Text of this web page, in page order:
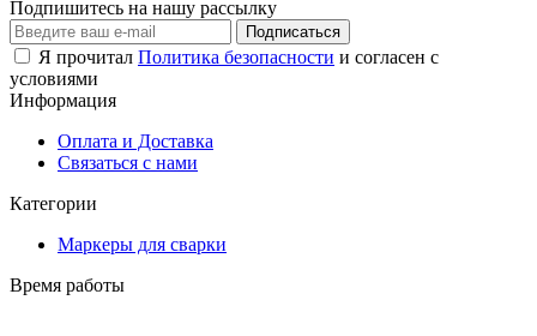
Подпишитесь на нашу рассылку
Подписаться
Я прочитал Политика безопасности и согласен с
условиями
Информация
Оплата и Доставка
Связаться с нами
Категории
Маркеры для сварки
Время работы